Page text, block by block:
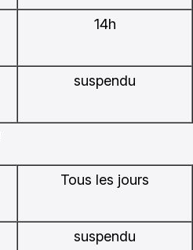
14h
suspendu
Tous les jours
suspendu